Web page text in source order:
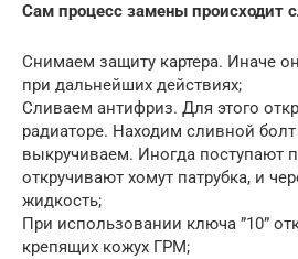
Сам процесс замены происходит
Снимаем защиту картера. Иначе
при дальнейших действиях;
Сливаем антифриз. Для этого
радиаторе. Находим сливной болт
выкручиваем. Иногда поступают
откручивают хомут патрубка, и
жидкость;
При использовании ключа ”10”
крепящих кожух ГРМ;